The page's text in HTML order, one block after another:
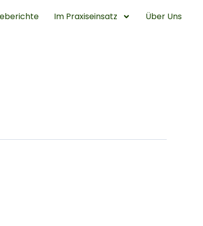
Im Praxiseinsatz Über Uns